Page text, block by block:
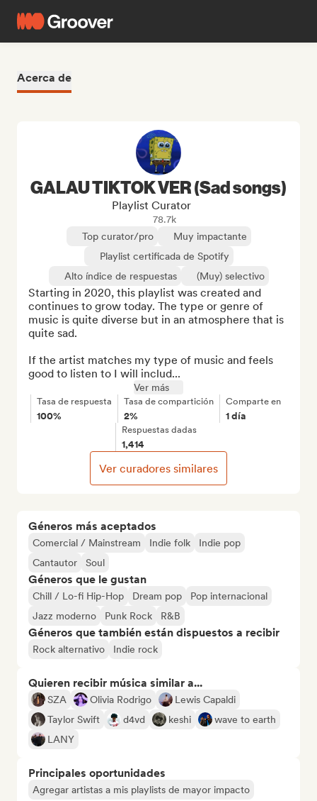
Acerca de
Géneros más aceptados
Comercial / Mainstream Indie folk
Indie pop
Cantautor
Soul
Géneros que le gustan
Chill / Lo-fi Hip-Hop Dream pop
Pop internacional
Jazz moderno
Punk Rock R&B
Géneros que también están dispuestos a recibir
Rock alternativo Indie rock
Quieren recibir música similar a...
SZA Olivia Rodrigo
Lewis Capaldi
Taylor Swift
d4vd keshi
wave to earth
LANY
Principales oportunidades
Agregar artistas a mis playlists de mayor impacto
GALAU TIKTOK VER (Sad songs)
Playlist Curator
78.7k
Top curator/pro
Muy impactante
Playlist certificada de Spotify
Alto índice de respuestas
(Muy) selectivo
Starting in 2020, this playlist was created and
continues to grow today. The type or genre of
music is quite diverse but in an atmosphere that is
quite sad.
If the artist matches my type of music and feels
good to listen to I will includ...
Ver más
Tasa de respuesta
100%
Tasa de compartición
2%
Comparte en
1 día
Respuestas dadas
1,414
Ver curadores similares